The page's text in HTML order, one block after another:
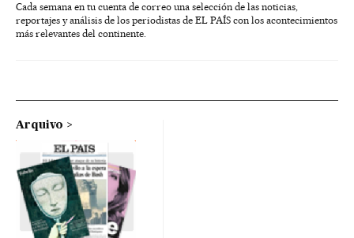
Cada semana en tu cuenta de correo una selección de las noticias,
reportajes y análisis de los periodistas de EL PAÍS con los acontecimientos
más relevantes del continente.
Arquivo